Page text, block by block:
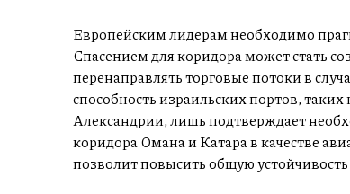
Европейским лидерам необходимо
Спасением для коридора может стать
перенаправлять торговые потоки в
способность израильских портов,
Александрии, лишь подтверждает
коридора Омана и Катара в качестве
позволит повысить общую